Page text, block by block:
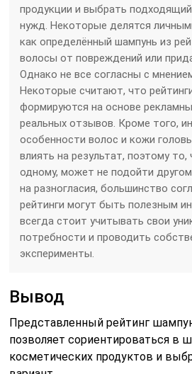
продукции и выбрать
нужд. Некоторые делятся
как определённый шампунь из
волосы от повреждений или
Однако не все согласны с
Некоторые считают, что
формируются на основе
реальных отзывов. Кроме того,
особенности волос и кожи
влиять на результат, поэтому
одному, может не подойти
на разногласия, большинство
рейтинги могут быть полезным
всегда стоит учитывать свои
потребности и проводить
эксперименты.
Вывод
Представленный рейтинг
позволяет сориентироваться в
косметических продуктов и